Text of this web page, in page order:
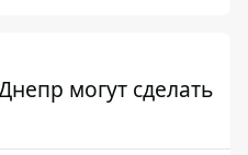
могут сделать